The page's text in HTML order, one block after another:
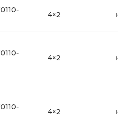
4×2
4×2
4×2